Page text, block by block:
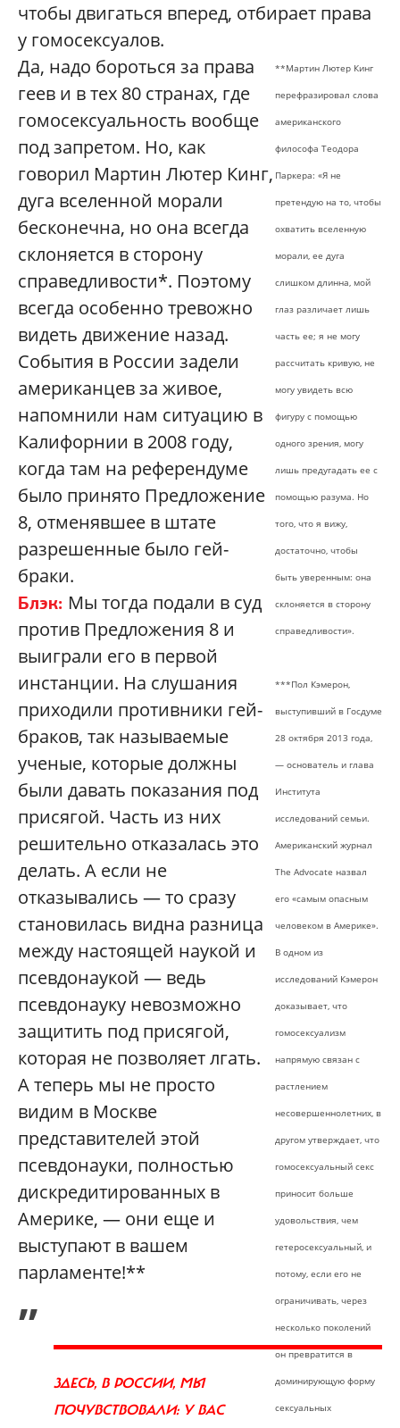
чтобы двигаться вперед, отбирает права
у гомосексуалов.
**Мартин Лютер Кинг
перефразировал слова
американского
философа Теодора
Паркера: «Я не
претендую на то, чтобы
охватить вселенную
морали, ее дуга
слишком длинна, мой
глаз различает лишь
часть ее; я не могу
рассчитать кривую, не
могу увидеть всю
фигуру с помощью
одного зрения, могу
лишь предугадать ее с
помощью разума. Но
того, что я вижу,
достаточно, чтобы
быть уверенным: она
склоняется в сторону
справедливости».
***Пол Кэмерон,
выступивший в Госдуме
28 октября 2013 года,
— основатель и глава
Института
исследований семьи.
Американский журнал
The Advocate назвал
его «самым опасным
человеком в Америке».
В одном из
исследований Кэмерон
доказывает, что
гомосексуализм
напрямую связан с
растлением
несовершеннолетних, в
другом утверждает, что
гомосексуальный секс
приносит больше
удовольствия, чем
гетеросексуальный, и
потому, если его не
ограничивать, через
несколько поколений
он превратится в
доминирующую форму
сексуальных
Да, надо бороться за права
геев и в тех 80 странах, где
гомосексуальность вообще
под запретом. Но, как
говорил Мартин Лютер Кинг,
дуга вселенной морали
бесконечна, но она всегда
склоняется в сторону
справедливости*. Поэтому
всегда особенно тревожно
видеть движение назад.
События в России задели
американцев за живое,
напомнили нам ситуацию в
Калифорнии в 2008 году,
когда там на референдуме
было принято Предложение
8, отменявшее в штате
разрешенные было гей-
браки.
Блэк: Мы тогда подали в суд
против Предложения 8 и
выиграли его в первой
инстанции. На слушания
приходили противники гей-
браков, так называемые
ученые, которые должны
были давать показания под
присягой. Часть из них
решительно отказалась это
делать. А если не
отказывались — то сразу
становилась видна разница
между настоящей наукой и
псевдонаукой — ведь
псевдонауку невозможно
защитить под присягой,
которая не позволяет лгать.
А теперь мы не просто
видим в Москве
представителей этой
псевдонауки, полностью
дискредитированных в
Америке, — они еще и
выступают в вашем
парламенте!**
„
ЗДЕСЬ, В РОССИИ, МЫ
ПОЧУВСТВОВАЛИ: У ВАС